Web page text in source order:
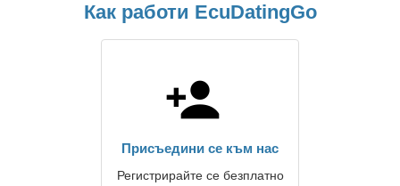
Как работи EcuDatingGo
Присъедини се към нас
Регистрирайте се безплатно